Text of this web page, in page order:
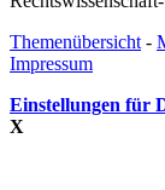
Themenübersicht -
Impressum
Einstellungen für
X